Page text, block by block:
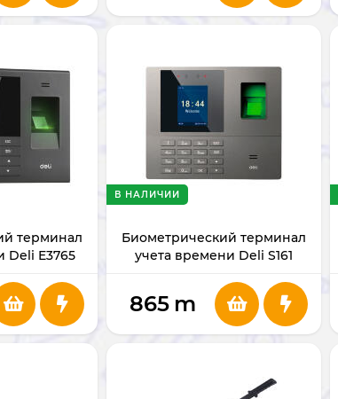
терминал
Deli E3765
Биометрический терминал
учета времени Deli S161
В НАЛИЧИИ
865 m